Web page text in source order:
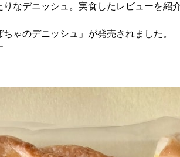
なデニッシュ。実食したレビューを紹
ゃのデニッシュ」が発売されました。